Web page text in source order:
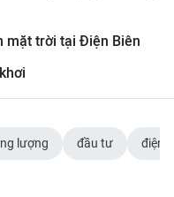
mặt trời tại Điện Biên
lượng đầu tư điện